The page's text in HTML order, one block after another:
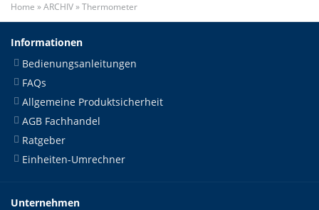
Home »ARCHIV»Thermometer
Informationen
Bedienungsanleitungen
FAQs
Allgemeine Produktsicherheit
AGB Fachhandel
Ratgeber
Einheiten-Umrechner
Unternehmen